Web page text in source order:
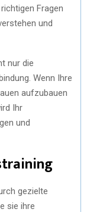
Fragen
und
nur die
Wenn Ihre
aufzubauen
Ihr
und
gezielte
sie ihre